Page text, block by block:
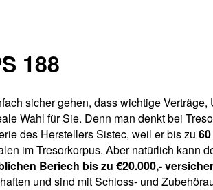
188
sicher gehen, dass wichtige Verträge,
Wahl für Sie. Denn man denkt bei
des Herstellers Sistec, weil er bis zu
im Tresorkorpus. Aber natürlich kann
Beriech bis zu €20.000,-
und sind mit Schloss- und